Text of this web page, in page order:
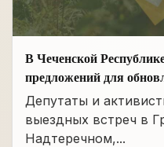
В Чеченской
предложений для
в сфере АПК
Депутаты и
выездных встреч в
Надтеречном,...